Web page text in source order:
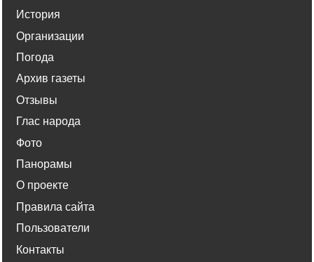
История
Организации
Погода
Архив газеты
Отзывы
Глас народа
Фото
Панорамы
О проекте
Правила сайта
Пользователи
Контакты